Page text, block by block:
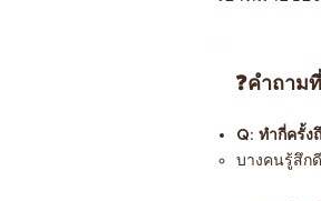
❓คำถาม
Q: ทำกี่ครั้ง
บางคนรู้สึก